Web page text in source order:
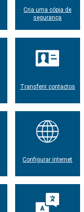
Cria uma cópia de
segurança
Transferir contactos
Configurar internet